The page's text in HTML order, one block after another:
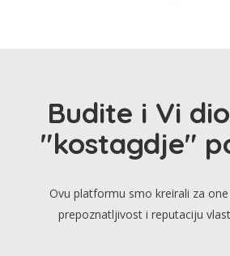
Budite i Vi
"kostagdje"
Ovu platformu smo kreirali za
prepoznatljivost i reputaciju